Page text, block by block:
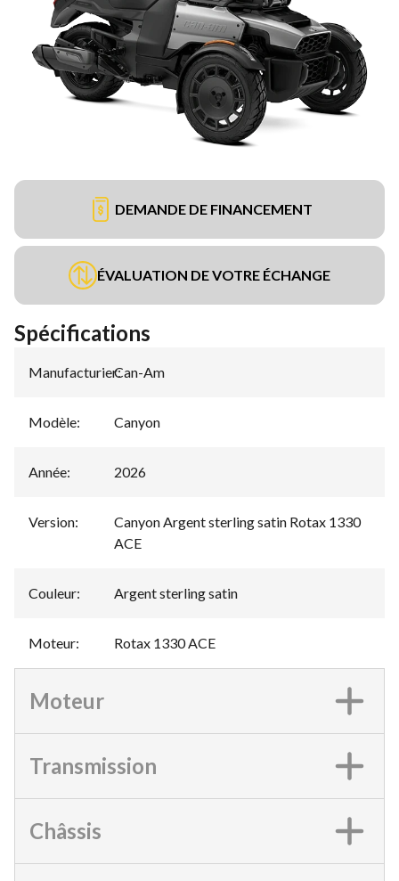
DEMANDE DE FINANCEMENT
ÉVALUATION DE VOTRE ÉCHANGE
Spécifications
Manufacturier:
Can-Am
Modèle: Canyon
Année: 2026
Version:
Canyon Argent sterling satin Rotax 1330
ACE
Couleur: Argent sterling satin
Moteur: Rotax 1330 ACE
Moteur
Transmission
Châssis